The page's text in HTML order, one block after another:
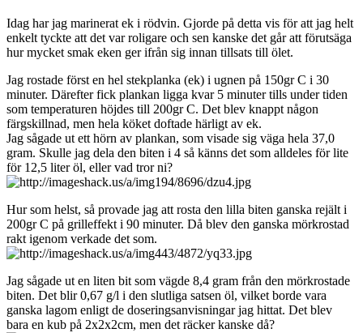
Idag har jag marinerat ek i rödvin. Gjorde på detta vis för att jag helt
enkelt tyckte att det var roligare och sen kanske det går att förutsäga
hur mycket smak eken ger ifrån sig innan tillsats till ölet.
Jag rostade först en hel stekplanka (ek) i ugnen på 150gr C i 30
minuter. Därefter fick plankan ligga kvar 5 minuter tills under tiden
som temperaturen höjdes till 200gr C. Det blev knappt någon
färgskillnad, men hela köket doftade härligt av ek.
Jag sågade ut ett hörn av plankan, som visade sig väga hela 37,0
gram. Skulle jag dela den biten i 4 så känns det som alldeles för lite
för 12,5 liter öl, eller vad tror ni?
Hur som helst, så provade jag att rosta den lilla biten ganska rejält i
200gr C på grilleffekt i 90 minuter. Då blev den ganska mörkrostad
rakt igenom verkade det som.
Jag sågade ut en liten bit som vägde 8,4 gram från den mörkrostade
biten. Det blir 0,67 g/l i den slutliga satsen öl, vilket borde vara
ganska lagom enligt de doseringsanvisningar jag hittat. Det blev
bara en kub på 2x2x2cm, men det räcker kanske då?